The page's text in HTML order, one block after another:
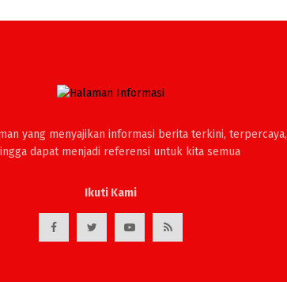
yang menyajikan informasi berita terkini, terpercaya,
dapat menjadi referensi untuk kita semua
Ikuti Kami